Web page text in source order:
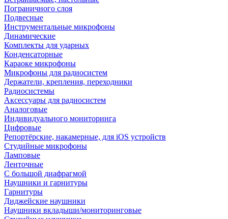
Пограничного слоя
Подвесные
Инструментальные микрофоны
Динамические
Комплекты для ударных
Конденсаторные
Караоке микрофоны
Микрофоны для радиосистем
Держатели, крепления, переходники
Радиосистемы
Аксессуары для радиосистем
Аналоговые
Индивидуального мониторинга
Цифровые
Репортёрские, накамерные, для iOS устройств
Студийные микрофоны
Ламповые
Ленточные
С большой диафрагмой
Наушники и гарнитуры
Гарнитуры
Диджейские наушники
Наушники вкладыши/мониторинговые